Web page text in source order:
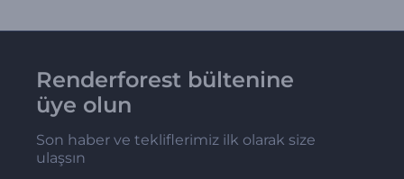
Renderforest bültenine
üye olun
Son haber ve tekliflerimiz ilk olarak size
ulaşsın